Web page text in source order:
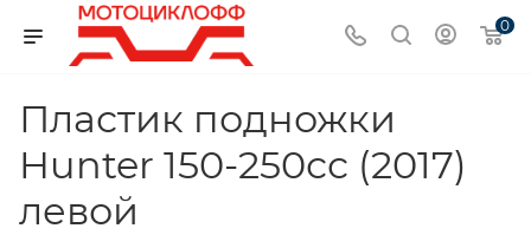
0
Пластик подножки
Hunter 150-250сс (2017)
левой